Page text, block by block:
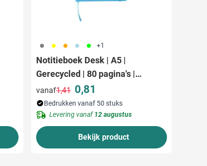
003 006 007 018 019 +1
Notitieboek Desk | A5 |
Gerecycled | 80 pagina's |
Gelinieerd
vanaf
Normale prijs
1,41 0,81
Bedrukken vanaf 50 stuks
Levering vanaf12 augustus
Bekijk product